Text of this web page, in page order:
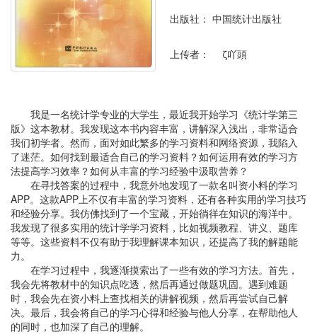
出版社： 中国统计出版社
上传者： ζ吖頭
我是一名统计学专业的大学生，最近我开始学习《统计学第三
版》这本教材。我发现这本书内容丰富，讲解深入浅出，非常适合
我们初学者。然而，面对如此繁多的学习资料和网络资源，我陷入
了迷茫。如何找到最适合自己的学习资料？如何运用有效的学习方
法提高学习效率？如何从丰富的学习经验中汲取营养？
在寻找答案的过程中，我意外地发现了一款名叫资小料的学习
APP。这款APP上不仅有丰富的学习资料，还有各种实用的学习技巧
和经验分享。我仿佛找到了一个宝藏，开始徜徉在知识的海洋中。
我发现了很多实用的统计学学习资料，比如视频教程、讲义、题库
等等。这些资料不仅有助于我理解课本知识，还提高了我的解题能
力。
在学习过程中，我逐渐摸索出了一些有效的学习方法。首先，
我会先将教材中的知识点吃透，然后再通过做题巩固。遇到难题
时，我会先在资小料上查找相关的讲解视频，然后再尝试自己解
决。最后，我会将自己的学习心得和经验与他人分享，在帮助他人
的同时，也加深了自己的理解。